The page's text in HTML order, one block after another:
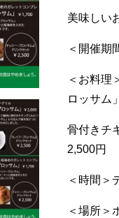
美味しい
＜開催期
＜お料理
ロッサム
骨付きチ
2,500円
＜時間＞
＜場所